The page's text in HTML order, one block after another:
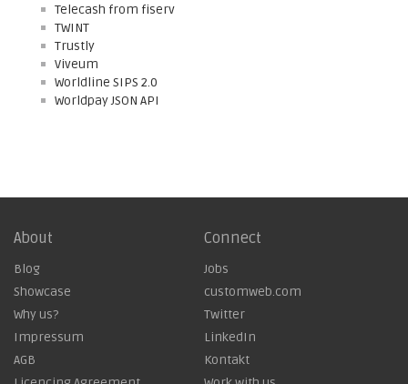
Telecash from fiserv
TWINT
Trustly
Viveum
Worldline SIPS 2.0
Worldpay JSON API
About
Blog
Showcase
Why us?
Impressum
AGB
Connect
Jobs
customweb.com
Twitter
LinkedIn
Kontakt